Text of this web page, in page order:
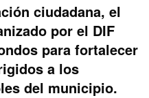
ciudadana, el
por el DIF
para fortalecer
a los
del municipio.